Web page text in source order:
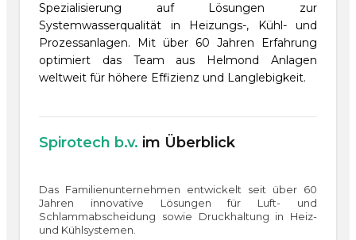
Spezialisierung auf Lösungen zur
Systemwasserqualität in Heizungs-, Kühl- und
Prozessanlagen. Mit über 60 Jahren Erfahrung
optimiert das Team aus Helmond Anlagen
weltweit für höhere Effizienz und Langlebigkeit.
Spirotech b.v. im Überblick
Das Familienunternehmen entwickelt seit über 60
Jahren innovative Lösungen für Luft- und
Schlammabscheidung sowie Druckhaltung in Heiz-
und Kühlsystemen.